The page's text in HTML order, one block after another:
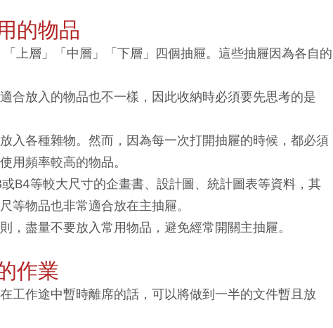
的物品
上層」「中層」「下層」四個抽屜。這些抽屜因為各自的
合放入的物品也不一樣，因此收納時必須要先思考的是
入各種雜物。然而，因為每一次打開抽屜的時候，都必須
用頻率較高的物品。
B4等較大尺寸的企畫書、設計圖、統計圖表等資料，其
等物品也非常適合放在主抽屜。
，盡量不要放入常用物品，避免經常開關主抽屜。
作業
工作途中暫時離席的話，可以將做到一半的文件暫且放